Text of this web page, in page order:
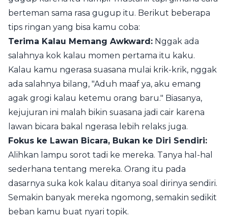
berteman sama rasa gugup itu. Berikut beberapa
tips ringan yang bisa kamu coba:
Terima Kalau Memang Awkward: Nggak ada
salahnya kok kalau momen pertama itu kaku.
Kalau kamu ngerasa suasana mulai krik-krik, nggak
ada salahnya bilang, "Aduh maaf ya, aku emang
agak grogi kalau ketemu orang baru." Biasanya,
kejujuran ini malah bikin suasana jadi cair karena
lawan bicara bakal ngerasa lebih relaks juga.
Fokus ke Lawan Bicara, Bukan ke Diri Sendiri:
Alihkan lampu sorot tadi ke mereka. Tanya hal-hal
sederhana tentang mereka. Orang itu pada
dasarnya suka kok kalau ditanya soal dirinya sendiri.
Semakin banyak mereka ngomong, semakin sedikit
beban kamu buat nyari topik.